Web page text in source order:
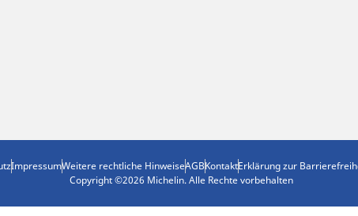
ImpressumWeitere rechtliche HinweiseAGBKontaktErklärung zur
Copyright ©2026 Michelin. Alle Rechte vorbehalten